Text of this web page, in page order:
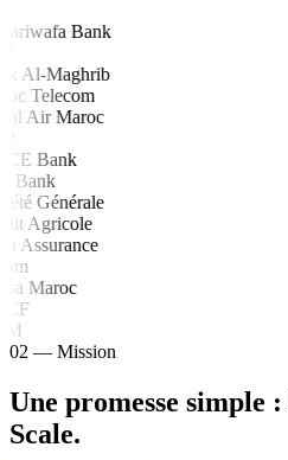
Bank
Al-Maghrib
Telecom
Air Maroc
Bank
Bank
Générale
Agricole
Assurance
Maroc
02 — Mission
Une promesse simple :
Scale.